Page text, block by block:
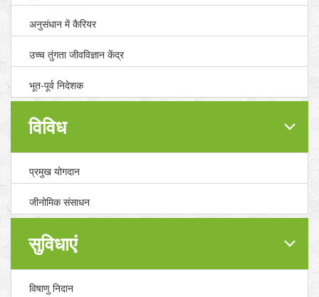
अनुसंधान में कैरियर
उच्च तुंगता जीवविज्ञान केंद्र
भूत-पूर्व निदेशक
विविध
प्रमुख योगदान
जीनोमिक संसाधन
सुविधाएं
विषाणु निदान